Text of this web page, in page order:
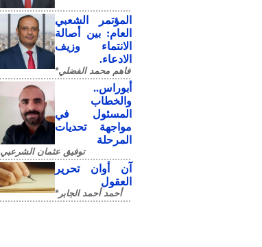
المؤتمر الشعبي
العام: بين أصالة
الانتماء وزيف
الادعاء.
فاهم محمد الفضلي*
أبوراس..
والخطاب
المسئول في
مواجهة تحديات
المرحلة
توفيق عثمان الشرعبي
آن أوان تحرير
العقول
أحمد أحمد الجابر*